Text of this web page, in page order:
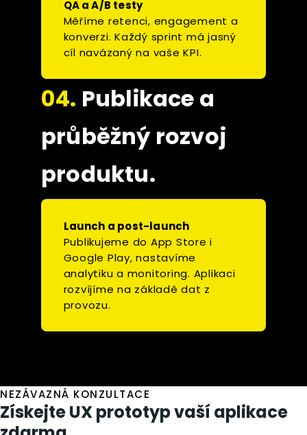
QA a A/B testy
Měříme retenci, engagement a
konverzi. Každý sprint má jasný
cíl navázaný na vaše KPI.
04. Publikace a
průběžný rozvoj
produktu.
Launch a post-launch
Publikujeme do App Store i
Google Play, nastavíme
analytiku a monitoring. Aplikaci
rozvíjíme na základě dat z
provozu.
NEZÁVAZNÁ KONZULTACE
Získejte UX prototyp vaší aplikace